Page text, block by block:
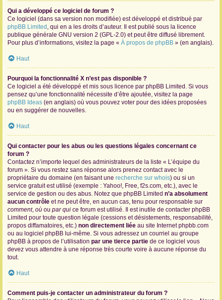
Qui a développé ce logiciel de forum ?
Ce logiciel (dans sa version non modifiée) est développé et distribué par
phpBB Limited , qui en a les droits d’auteur. Il est publié sous la licence
publique générale GNU version 2 (GPL-2.0) et peut être diffusé librement.
Pour plus d’informations, visitez la page « À propos de phpBB » (en anglais).
Haut
Pourquoi la fonctionnalité X n’est pas disponible ?
Ce logiciel a été développé et mis sous licence par phpBB Limited. Si vous
pensez qu’une fonctionnalité nécessite d’être ajoutée, visitez la page
phpBB Ideas (en anglais) où vous pouvez voter pour des idées proposées
ou en suggérer de nouvelles.
Haut
Qui contacter pour les abus ou les questions légales concernant ce
forum ?
Contactez n’importe lequel des administrateurs de la liste « L’équipe du
forum ». Si vous restez sans réponse alors prenez contact avec le
propriétaire du domaine (en faisant une recherche sur whois) ou si un
service gratuit est utilisé (exemple : Yahoo!, Free, f2s.com, etc.), avec le
service de gestion ou des abus. Notez que phpBB Limited n’a absolument
aucun contrôle et ne peut être, en aucun cas, tenu pour responsable sur
comment, où ou par qui ce forum est utilisé. Il est inutile de contacter phpBB
Limited pour toute question légale (cessions et désistements, responsabilité,
propos diffamatoires, etc.) non directement liée au site Internet phpbb.com
ou au logiciel phpBB lui-même. Si vous adressez un courriel au groupe
phpBB à propos de l’utilisation par une tierce partie de ce logiciel vous
devez vous attendre à une réponse très courte voire à aucune réponse du
tout.
Haut
Comment puis-je contacter un administrateur du forum ?